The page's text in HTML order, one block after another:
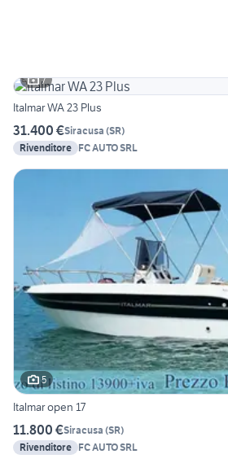
7
Italmar WA 23 Plus
31.400 €Siracusa (SR)
Rivenditore FC AUTO SRL
5
Italmar open 17
11.800 €Siracusa (SR)
Rivenditore FC AUTO SRL